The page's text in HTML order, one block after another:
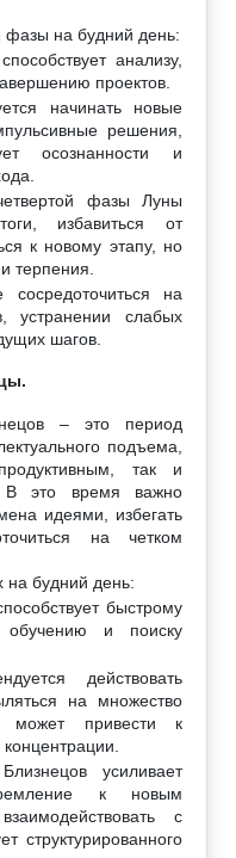
фазы на будний день:
анализу,
проектов.
начинать новые
решения,
осознанности и
фазы Луны
избавиться от
к новому этапу, но
терпения.
на
устранении слабых
шагов.
– это период
подъема,
так и
В это время важно
идеями, избегать
на четком
на будний день:
быстрому
и поиску
действовать
на множество
может привести к
усиливает
к новым
с
структурированного